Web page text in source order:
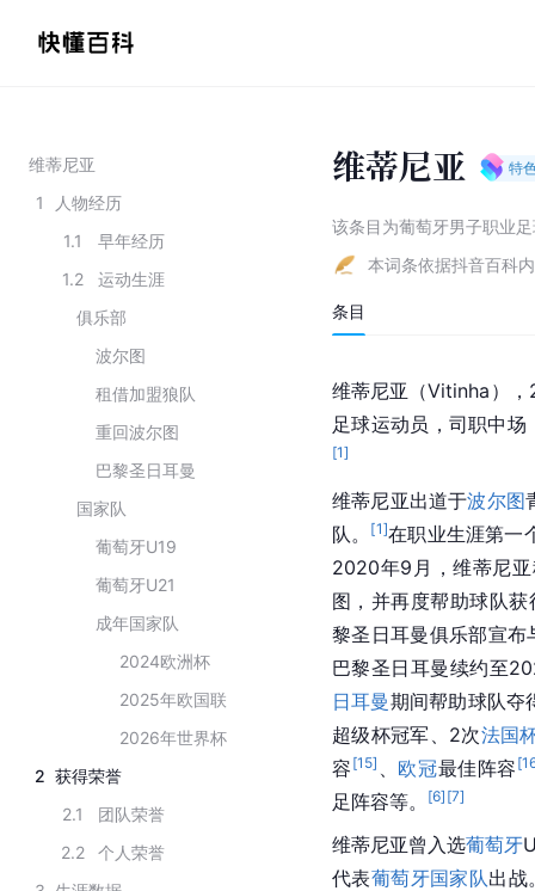
维蒂尼亚
1
人物经历
1.1
早年经历
1.2
运动生涯
俱乐部
波尔图
租借加盟狼队
重回波尔图
巴黎圣日耳曼
国家队
葡萄牙U19
葡萄牙U21
成年国家队
2024欧洲杯
2025年欧国联
2026年世界杯
2 获得荣誉
2.1
团队荣誉
2.2
个人荣誉
维蒂尼亚 特
该条目为葡萄牙男子职业
本词条依据抖音百科
条目
维蒂尼亚（Vitinha）
足球运动员，司职中场
[1]
维蒂尼亚出道于波尔图
队。
[1]在职业生涯第一
2020年9月，维蒂尼
图，并再度帮助球队
黎圣日耳曼俱乐部宣
巴黎圣日耳曼续约至
日耳曼期间帮助球队夺
超级杯冠军、2次法国
容 [15] 欧冠最佳阵容 [
足阵容等。 [6] [7]
维蒂尼亚曾入选葡萄牙
代表葡萄牙国家队出战